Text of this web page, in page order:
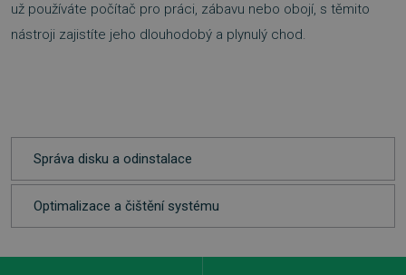
už používáte počítač pro práci, zábavu nebo obojí, s těmito
nástroji zajistíte jeho dlouhodobý a plynulý chod.​
Správa disku a odinstalace
Optimalizace a čištění systému